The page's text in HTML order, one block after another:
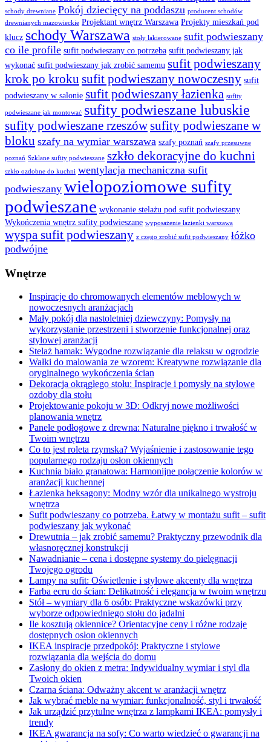
schody drewniane Pokój dziecięcy na poddaszu producent schodów
drewnianych mazowieckie Projektant wnętrz Warszawa Projekty mieszkań pod
klucz schody Warszawa stoły lakierowane sufit podwieszany
co ile profile sufit podwieszany co potrzeba sufit podwieszany jak
wykonać sufit podwieszany jak zrobić samemu sufit podwieszany
krok po kroku sufit podwieszany nowoczesny sufit
podwieszany w salonie sufit podwieszany łazienka sufity
podwieszane jak montować sufity podwieszane lubuskie
sufity podwieszane rzeszówsufity podwieszane w
bloku szafy na wymiar warszawa szafy poznań szafy przesuwne
poznań Szklane sufity podwieszane szkło dekoracyjne do kuchni
szkło ozdobne do kuchni wentylacja mechaniczna sufit
podwieszany wielopoziomowe sufity
podwieszane wykonanie stelażu pod sufit podwieszany
Wykończenia wnętrz sufity podwieszane wyposażenie łazienki warszawa
wyspa sufit podwieszany z czego zrobić sufit podwieszany łóżko
podwójne
Wnętrze
Inspiracje do chromowanych elementów meblowych w
nowoczesnych aranżacjach
Mały pokój dla nastoletniej dziewczyny: Pomysły na
wykorzystanie przestrzeni i stworzenie funkcjonalnej oraz
stylowej aranżacji
Stelaż hamak: Wygodne rozwiązanie dla relaksu w ogrodzie
Wałki do malowania ze wzorem: Kreatywne rozwiązanie dla
oryginalnego wykończenia ścian
Dekoracja okrągłego stołu: Inspiracje i pomysły na stylowe
ozdoby dla stołu
Projektowanie pokoju w 3D: Odkryj nowe możliwości
planowania wnętrz
Panele podłogowe z drewna: Naturalne piękno i trwałość w
Twoim wnętrzu
Co to jest roleta rzymska? Wyjaśnienie i zastosowanie tego
popularnego rodzaju osłon okiennych
Kuchnia biało granatowa: Harmonijne połączenie kolorów w
aranżacji kuchennej
Łazienka heksagony: Modny wzór dla unikalnego wystroju
wnętrza
Sufit podwieszany co potrzeba. Łatwy w montażu sufit – sufit
podwieszany jak wykonać
Drewutnia – jak zrobić samemu? Praktyczny przewodnik dla
własnoręcznej konstrukcji
Nawadnianie – cena i dostępne systemy do pielęgnacji
Twojego ogrodu
Lampy na sufit: Oświetlenie i stylowe akcenty dla wnętrza
Farba ecru do ścian: Delikatność i elegancja w twoim wnętrzu
Stół – wymiary dla 6 osób: Praktyczne wskazówki przy
wyborze odpowiedniego stołu do jadalni
Ile kosztują okiennice? Orientacyjne ceny i różne rodzaje
dostępnych osłon okiennych
IKEA inspiracje przedpokój: Praktyczne i stylowe
rozwiązania dla wejścia do domu
Zasłony do okien z metra: Indywidualny wymiar i styl dla
Twoich okien
Czarna ściana: Odważny akcent w aranżacji wnętrz
Jak wybrać meble na wymiar: funkcjonalność, styl i trwałość
Jak urządzić przytulne wnętrza z lampkami IKEA: pomysły i
trendy
IKEA gwarancja na sofy: Co warto wiedzieć o gwarancji na